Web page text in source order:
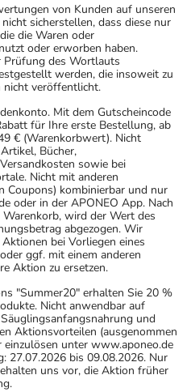
von Kunden auf unseren
sicherstellen, dass diese nur
die Waren oder
oder erworben haben.
Prüfung des Wortlauts
werden, die insoweit zu
nicht veröffentlicht.
Mit dem Gutscheincode
für Ihre erste Bestellung, ab
€ (Warenkorbwert). Nicht
Bücher,
sowie bei
Nicht mit anderen
Coupons) kombinierbar und nur
oder in der APONEO App. Nach
Warenkorb, wird der Wert des
abgezogen. Wir
bei Vorliegen eines
ggf. mit einem anderen
Aktion zu ersetzen.
"Summer20" erhalten Sie 20 %
Nicht anwendbar auf
und
Aktionsvorteilen (ausgenommen
unter www.aponeo.de
27.07.2026 bis 09.08.2026. Nur
uns vor, die Aktion früher